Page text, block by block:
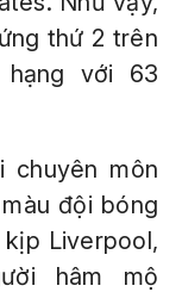
thứ 2 trên
hạng với 63
chuyên môn
đội bóng
Liverpool,
hâm mộ